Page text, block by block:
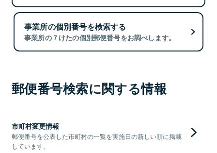
事業所の個別番号を検索する
事業所の７けたの個別郵便番号をお調べします。
郵便番号検索に関する情報
市町村変更情報
郵便番号を公表した市町村の一覧を実施日の新しい順に掲載
しています。